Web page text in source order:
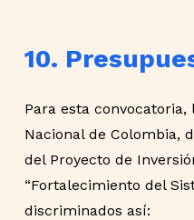
10.
Para esta
Nacional de Colombia,
del Proyecto de
“Fortalecimiento del
discriminados así: